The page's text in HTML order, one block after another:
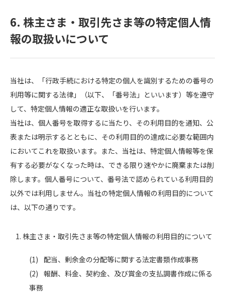
6. 株主さま・取引先さま等の特定個人情
報の取扱いについて
当社は、「行政手続における特定の個人を識別するための番号の
利用等に関する法律」（以下、「番号法」といいます）等を遵守
して、特定個人情報の適正な取扱いを行います。
当社は、個人番号を取得するに当たり、その利用目的を通知、公
表または明示するとともに、その利用目的の達成に必要な範囲内
においてこれを取扱います。また、当社は、特定個人情報等を保
有する必要がなくなった時は、できる限り速やかに廃棄または削
除します。個人番号について、番号法で認められている利用目的
以外では利用しません。当社の特定個人情報の利用目的について
は、以下の通りです。
株主さま・取引先さま等の特定個人情報の利用目的について
配当、剰余金の分配等に関する法定書類作成事務
報酬、料金、契約金、及び賞金の支払調書作成に係る
事務